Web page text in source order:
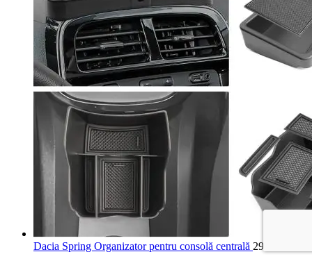
Dacia Spring Organizator pentru consolă centrală 293,99